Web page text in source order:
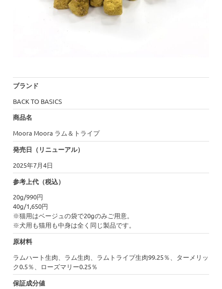
ブランド
BACK TO BASICS
商品名
Moora Moora ラム＆トライプ
発売日（リニューアル）
2025年7月4日
参考上代（税込）
20g/990円
40g/1,650円
※猫用はベージュの袋で20gのみご用意。
※犬用も猫用も中身は全く同じ製品です。
原材料
ラムハート生肉、ラム生肉、ラムトライプ生肉99.25％、ターメリッ
ク0.5％、ローズマリー0.25％
保証成分値